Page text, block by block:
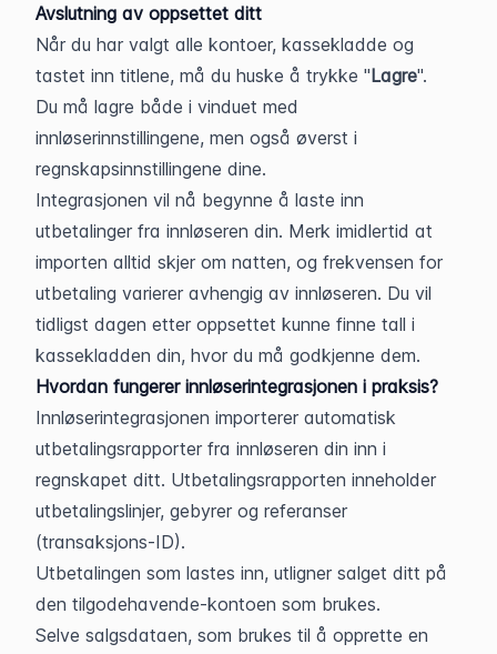
Avslutning av oppsettet ditt
Når du har valgt alle kontoer, kassekladde og
tastet inn titlene, må du huske å trykke "Lagre".
Du må lagre både i vinduet med
innløserinnstillingene, men også øverst i
regnskapsinnstillingene dine.
Integrasjonen vil nå begynne å laste inn
utbetalinger fra innløseren din. Merk imidlertid at
importen alltid skjer om natten, og frekvensen for
utbetaling varierer avhengig av innløseren. Du vil
tidligst dagen etter oppsettet kunne finne tall i
kassekladden din, hvor du må godkjenne dem.
Hvordan fungerer innløserintegrasjonen i praksis?
Innløserintegrasjonen importerer automatisk
utbetalingsrapporter fra innløseren din inn i
regnskapet ditt. Utbetalingsrapporten inneholder
utbetalingslinjer, gebyrer og referanser
(transaksjons-ID).
Utbetalingen som lastes inn, utligner salget ditt på
den tilgodehavende-kontoen som brukes.
Selve salgsdataen, som brukes til å opprette en